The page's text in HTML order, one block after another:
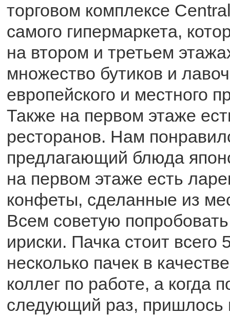
торговом комплексе
самого гипермаркета,
на втором и третьем
множество бутиков и
европейского и местного
Также на первом этаже
ресторанов. Нам
предлагающий блюда
на первом этаже есть
конфеты, сделанные из
Всем советую
ириски. Пачка стоит
несколько пачек в
коллег по работе, а когда
следующий раз, пришлось